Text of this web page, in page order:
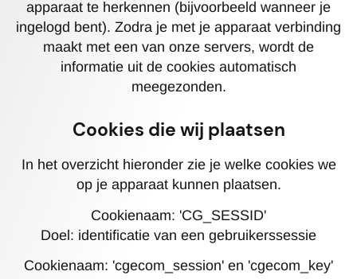
apparaat te herkennen (bijvoorbeeld wanneer je
ingelogd bent). Zodra je met je apparaat verbinding
maakt met een van onze servers, wordt de
informatie uit de cookies automatisch
meegezonden.
Cookies die wij plaatsen
In het overzicht hieronder zie je welke cookies we
op je apparaat kunnen plaatsen.
Cookienaam: 'CG_SESSID'
Doel: identificatie van een gebruikerssessie
Cookienaam: 'cgecom_session' en 'cgecom_key'